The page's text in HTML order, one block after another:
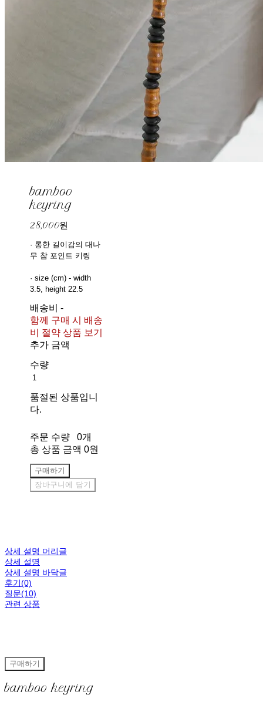
bamboo
keyring
28,000원
· 롱한 길이감의 대나
무 참 포인트 키링
· size (cm) - width
3.5, height 22.5
배송비-
함께 구매 시 배송
비 절약 상품 보기
추가 금액
수량
품절된 상품입니
다.
주문 수량
0개
총 상품 금액 0원
구매하기
장바구니에 담기
상세 설명 머리글
상세 설명
상세 설명 바닥글
후기(0)
질문(10)
관련 상품
구매하기
bamboo keyring